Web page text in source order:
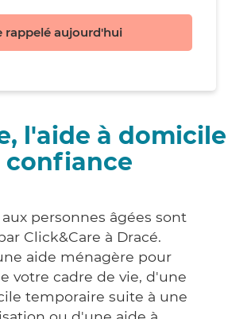
rappelé aujourd'hui
l'aide à domicile
confiance
aux personnes âgées sont
Click&Care à Dracé.
aide ménagère pour
votre cadre de vie, d'une
temporaire suite à une